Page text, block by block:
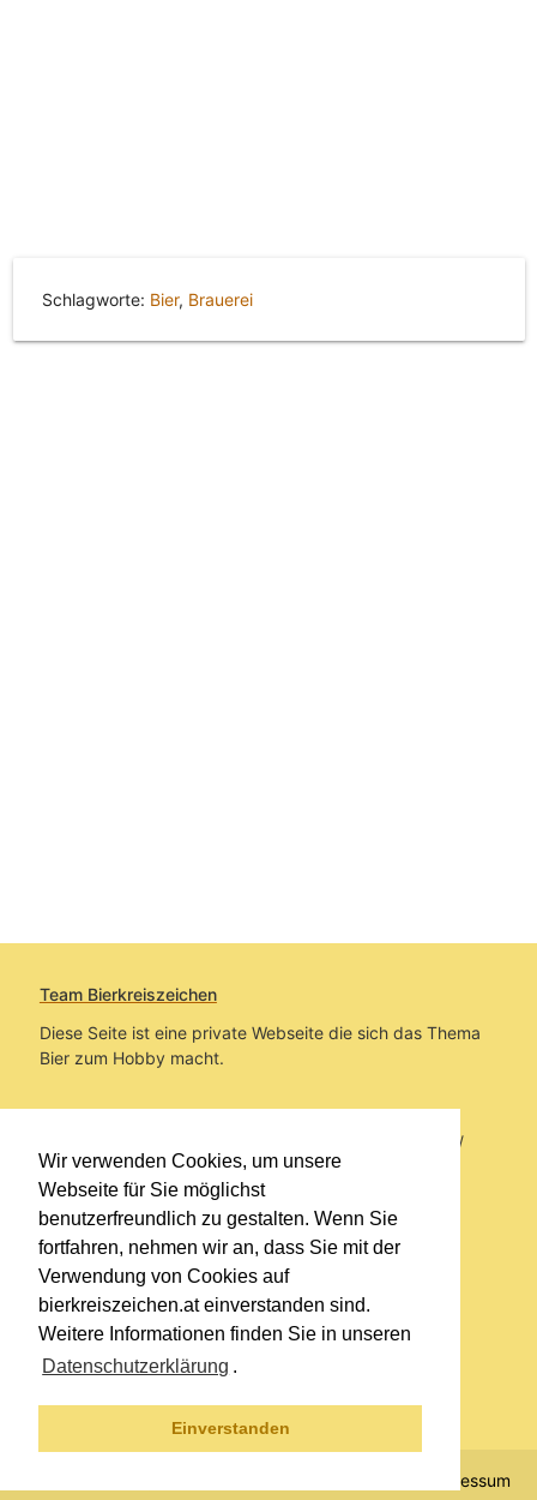
Wir verwenden Cookies, um unsere
Webseite für Sie möglichst
benutzerfreundlich zu gestalten. Wenn Sie
fortfahren, nehmen wir an, dass Sie mit der
Verwendung von Cookies auf
bierkreiszeichen.at einverstanden sind.
Weitere Informationen finden Sie in unseren
Datenschutzerklärung .
Einverstanden
Schlagworte: Bier, Brauerei
Team Bierkreiszeichen
Diese Seite ist eine private Webseite die sich das Thema
Bier zum Hobby macht.
Sie befinden sich auf https://www.bierkreiszeichen.at/
im Pfad:Übers Bier/Brauereien
Erstellt: 2020-12-02
Links
Impressum
Datenschutzerklärung
Impressum